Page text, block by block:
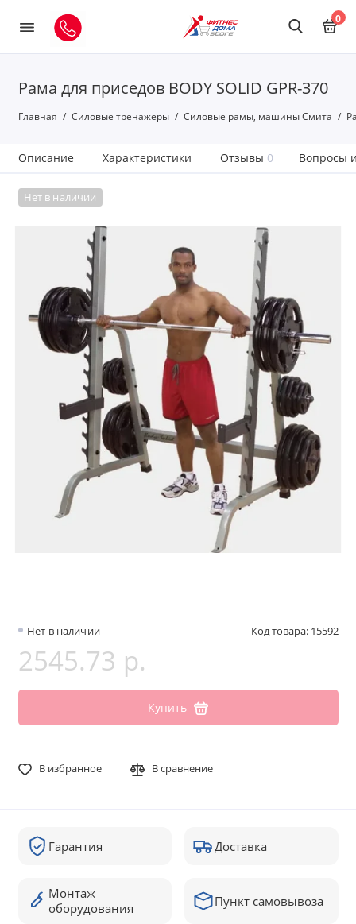
0
Рама для приседов BODY SOLID GPR-370
Главная Силовые тренажеры Силовые рамы, машины Смита
Описание Характеристики Отзывы 0 Вопросы
Нет в наличии
Нет в наличии Код товара: 15592
2545.73 р.
Купить
В избранное В сравнение
Гарантия Доставка
Монтаж
оборудования
Пункт самовывоза